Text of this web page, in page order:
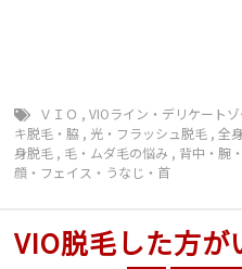
ＶＩＯ ,VIOライン・デリケートゾ
キ脱毛・脇 , 光・フラッシュ脱毛 ,全
身脱毛 , 毛・ムダ毛の悩み , 背中・腕
顔・フェイス・うなじ・首
VIO脱毛した方が